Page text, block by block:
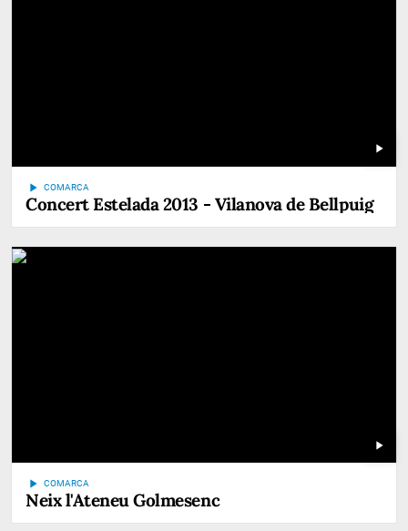
play_arrow
play_arrow COMARCA
Concert Estelada 2013 - Vilanova de Bellpuig
play_arrow
play_arrow COMARCA
Neix l'Ateneu Golmesenc